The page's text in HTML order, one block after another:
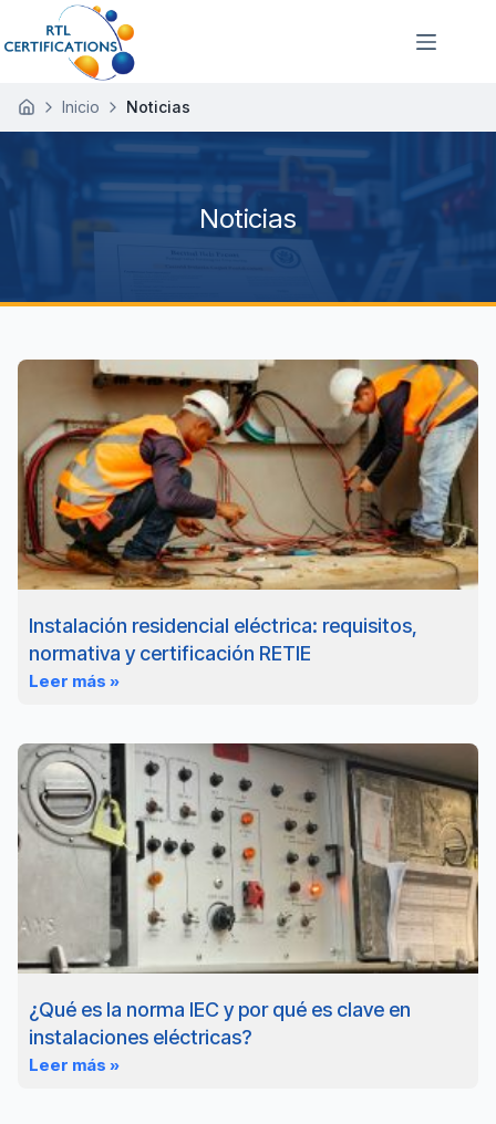
I
Inicio Noticias
Noticias
Instalación residencial eléctrica: requisitos,
normativa y certificación RETIE
Leer más »
¿Qué es la norma IEC y por qué es clave en
instalaciones eléctricas?
Leer más »